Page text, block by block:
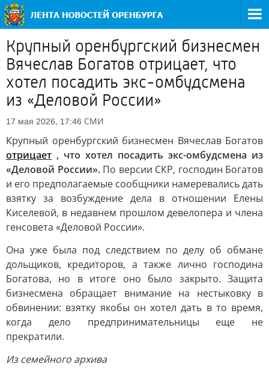
Крупный оренбургский бизнесмен
Вячеслав Богатов отрицает, что
хотел посадить экс-омбудсмена
из «Деловой России»
17 мая 2026, 17:46 СМИ
Крупный оренбургский бизнесмен Вячеслав Богатов
отрицает , что хотел посадить экс-омбудсмена из
«Деловой России». По версии СКР, господин Богатов
и его предполагаемые сообщники намеревались дать
взятку за возбуждение дела в отношении Елены
Киселевой, в недавнем прошлом девелопера и члена
генсовета «Деловой России».
Она уже была под следствием по делу об обмане
дольщиков, кредиторов, а также лично господина
Богатова, но в итоге оно было закрыто. Защита
бизнесмена обращает внимание на нестыковку в
обвинении: взятку якобы он хотел дать в то время,
когда дело предпринимательницы еще не
прекратили.
Из семейного архива